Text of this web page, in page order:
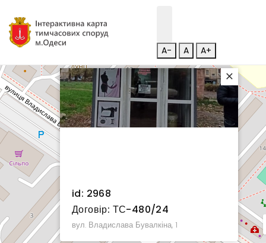
A- A A+
id: 2968
Договір: ТС-480/24
вул. Владислава Бувалкіна, 1
×